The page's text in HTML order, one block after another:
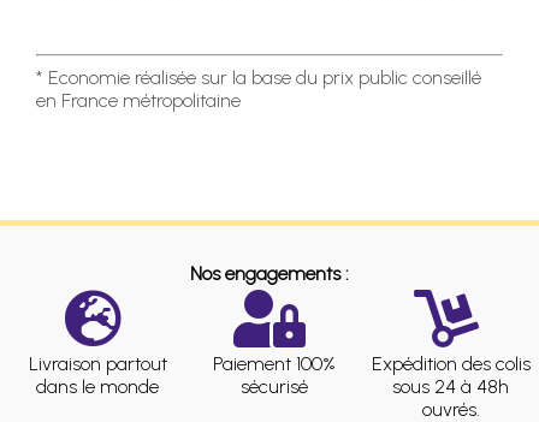
* Economie réalisée sur la base du prix public conseillé
en France métropolitaine
Nos engagements :
Livraison partout
dans le monde
Paiement 100%
sécurisé
Expédition des colis
sous 24 à 48h
ouvrés.